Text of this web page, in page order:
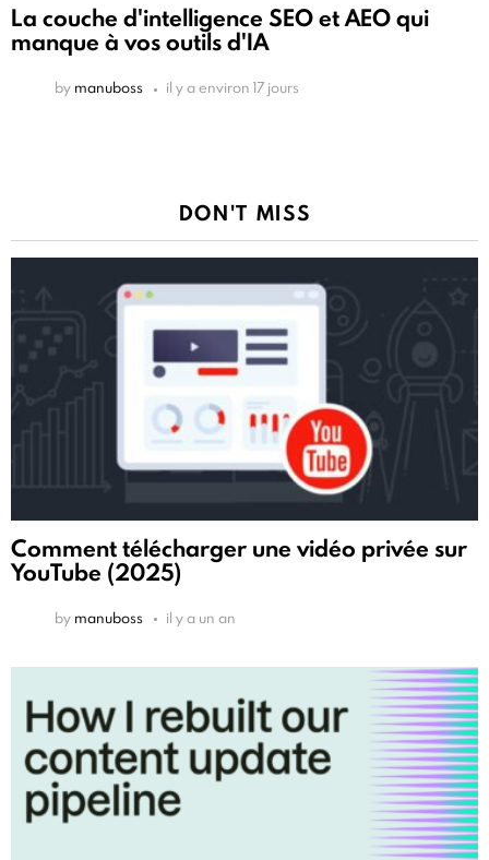
La couche d'intelligence SEO et AEO qui
manque à vos outils d'IA
by manuboss il y a environ 17 jours
DON'T MISS
Comment télécharger une vidéo privée sur
YouTube (2025)
by manuboss il y a un an